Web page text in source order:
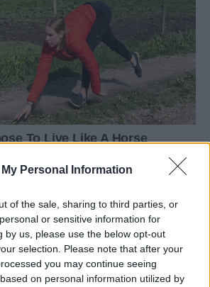
Personal Information
of the sale, sharing to third parties, or
or sensitive information for
by us, please use the below opt-out
selection. Please note that after your
you may continue seeing
on personal information utilized by